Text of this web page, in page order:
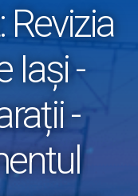
Revizia
Iași -
-